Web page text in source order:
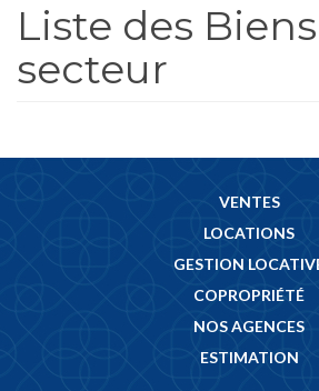
Liste des
secteur
VENTES
LOCATIONS
GESTION
COPROPRIÉTÉ
NOS AGENCES
ESTIMATION